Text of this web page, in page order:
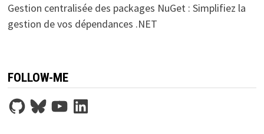
Gestion centralisée des packages NuGet : Simplifiez la
gestion de vos dépendances .NET
FOLLOW-ME
GitHubBlueskyYouTubeLinkedIn